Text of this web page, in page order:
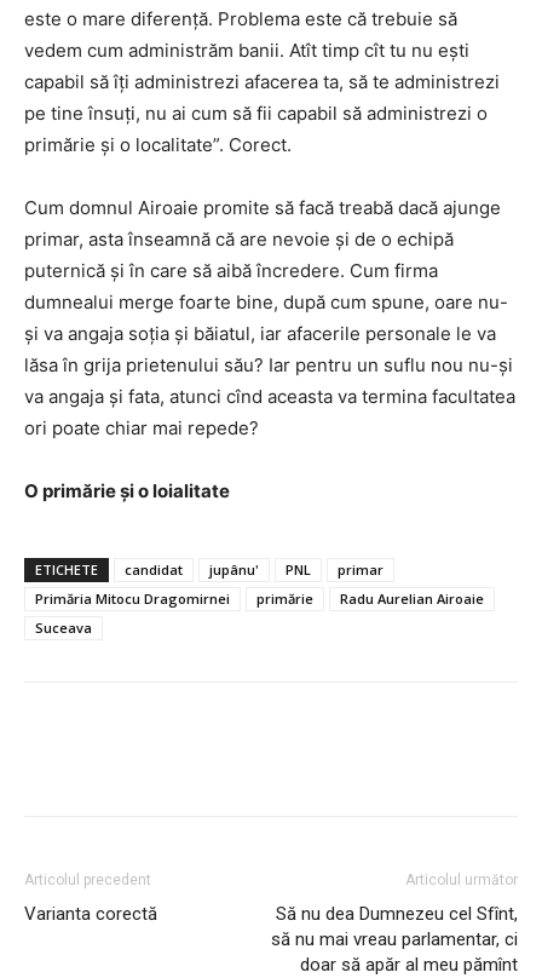
este o mare diferență. Problema este că trebuie să
vedem cum administrăm banii. Atît timp cît tu nu ești
capabil să îți administrezi afacerea ta, să te administrezi
pe tine însuți, nu ai cum să fii capabil să administrezi o
primărie și o localitate”. Corect.
Cum domnul Airoaie promite să facă treabă dacă ajunge
primar, asta înseamnă că are nevoie și de o echipă
puternică și în care să aibă încredere. Cum firma
dumnealui merge foarte bine, după cum spune, oare nu-
și va angaja soția și băiatul, iar afacerile personale le va
lăsa în grija prietenului său? Iar pentru un suflu nou nu-și
va angaja și fata, atunci cînd aceasta va termina facultatea
ori poate chiar mai repede?
O primărie și o loialitate
ETICHETE candidat jupânu' PNL
primar
Primăria Mitocu Dragomirnei
primărie
Radu Aurelian Airoaie
Suceava
Articolul precedent
Varianta corectă
Articolul următor
Să nu dea Dumnezeu cel Sfînt,
să nu mai vreau parlamentar, ci
doar să apăr al meu pămînt